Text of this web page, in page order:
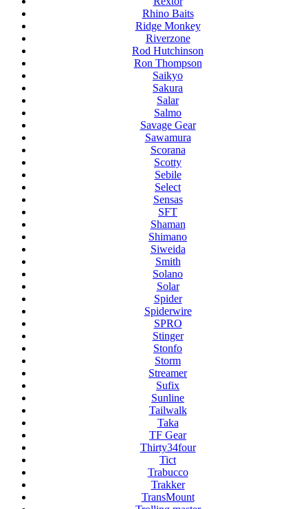
Rhino Baits
Ridge Monkey
Riverzone
Rod Hutchinson
Ron Thompson
Saikyo
Sakura
Salar
Salmo
Savage Gear
Sawamura
Scorana
Scotty
Sebile
Select
Sensas
SFT
Shaman
Shimano
Siweida
Smith
Solano
Solar
Spider
Spiderwire
SPRO
Stinger
Stonfo
Storm
Streamer
Sufix
Sunline
Tailwalk
Taka
TF Gear
Thirty34four
Tict
Trabucco
Trakker
TransMount